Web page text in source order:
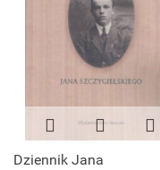
Dziennik Jana